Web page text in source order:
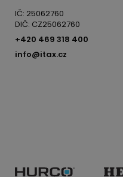
IČ: 25062760
DIČ: CZ25062760
+420 469 318 400
info@itax.cz